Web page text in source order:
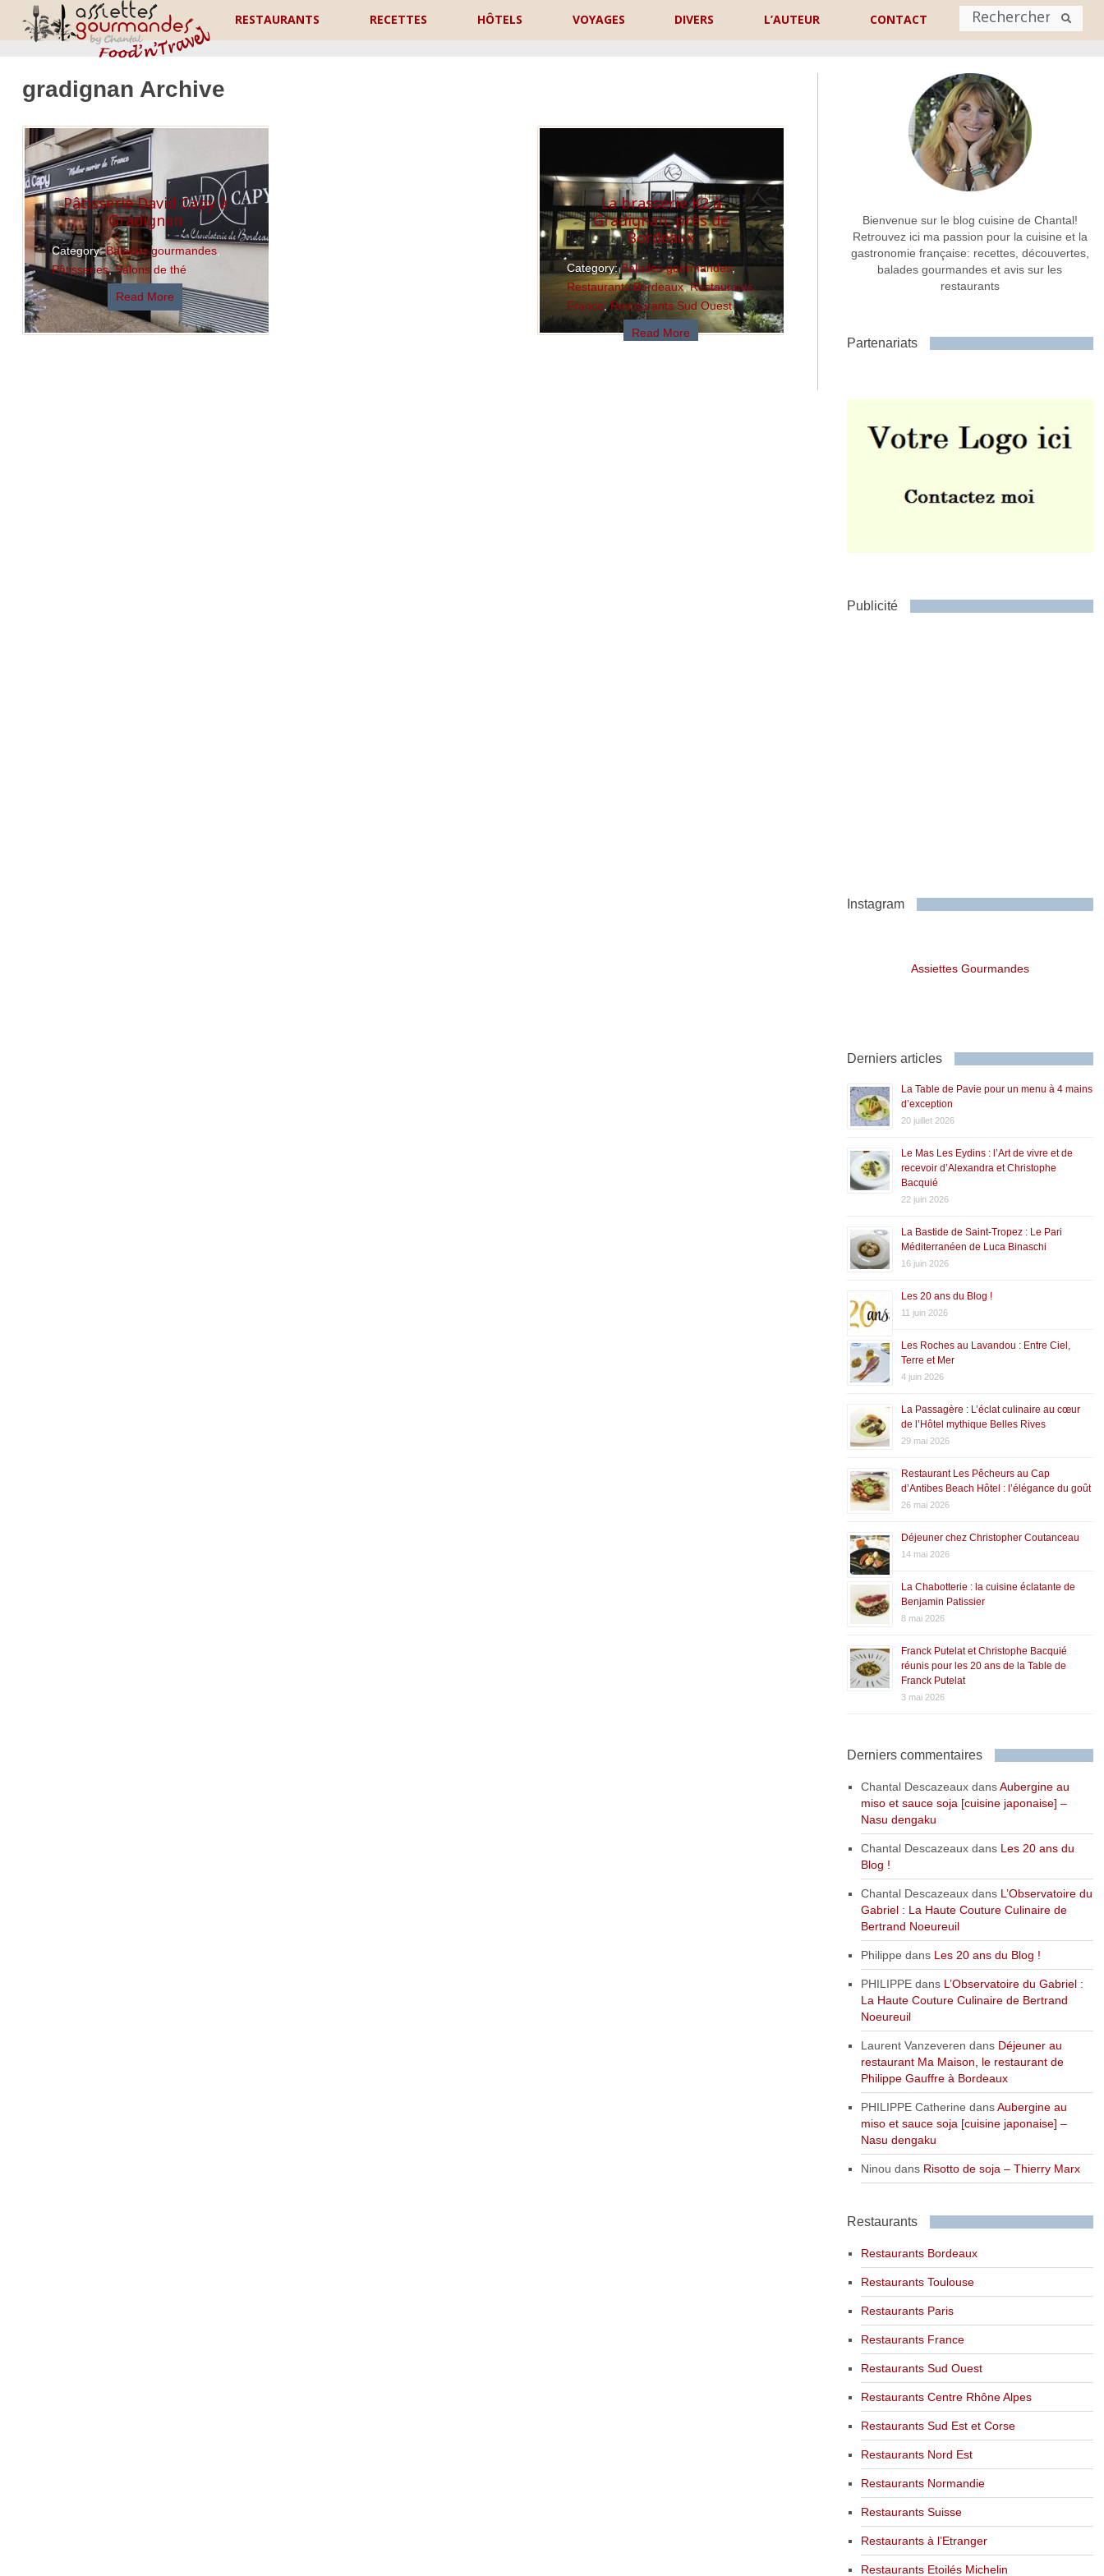
RESTAURANTS RECETTES HÔTELS VOYAGES DIVERS L’AUTEUR CONTACT
Nom
Adresse de contact
Commentaire ou message *
gradignan Archive
Pâtisserie David Capy à
Gradignan
Category:Balades gourmandes,
Pâtisseries,Salons de thé
Read More
La brasserie K2 à
Gradignan, près de
Bordeaux
Category:Balades gourmandes,
Restaurants Bordeaux,Restaurants
France ,Restaurants Sud Ouest
Read More
Bienvenue sur le blog cuisine de Chantal!
Retrouvez ici ma passion pour la cuisine et la
gastronomie française: recettes, découvertes,
balades gourmandes et avis sur les
restaurants
Partenariats
Publicité
Instagram
Assiettes Gourmandes
Derniers articles
La Table de Pavie pour un menu à 4 mains
d’exception
20 juillet 2026
Le Mas Les Eydins : l’Art de vivre et de
recevoir d’Alexandra et Christophe
Bacquié
22 juin 2026
La Bastide de Saint-Tropez : Le Pari
Méditerranéen de Luca Binaschi
16 juin 2026
Les 20 ans du Blog !
11 juin 2026
Les Roches au Lavandou : Entre Ciel,
Terre et Mer
4 juin 2026
La Passagère : L’éclat culinaire au cœur
de l’Hôtel mythique Belles Rives
29 mai 2026
Restaurant Les Pêcheurs au Cap
d’Antibes Beach Hôtel : l’élégance du goût
26 mai 2026
Déjeuner chez Christopher Coutanceau
14 mai 2026
La Chabotterie : la cuisine éclatante de
Benjamin Patissier
8 mai 2026
Franck Putelat et Christophe Bacquié
réunis pour les 20 ans de la Table de
Franck Putelat
3 mai 2026
Derniers commentaires
Chantal DescazeauxdansAubergine au
miso et sauce soja [cuisine japonaise] –
Nasu dengaku
Chantal Descazeauxdans Les 20 ans du
Blog !
Chantal Descazeauxdans L’Observatoire du
Gabriel : La Haute Couture Culinaire de
Bertrand Noeureuil
Philippe dans Les 20 ans du Blog !
PHILIPPEdans L’Observatoire du Gabriel :
La Haute Couture Culinaire de Bertrand
Noeureuil
Laurent Vanzeveren dans Déjeuner au
restaurant Ma Maison, le restaurant de
Philippe Gauffre à Bordeaux
PHILIPPE Catherine dansAubergine au
miso et sauce soja [cuisine japonaise] –
Nasu dengaku
Ninou dans Risotto de soja – Thierry Marx
Restaurants
Restaurants Bordeaux
Restaurants Toulouse
Restaurants Paris
Restaurants France
Restaurants Sud Ouest
Restaurants Centre Rhône Alpes
Restaurants Sud Est et Corse
Restaurants Nord Est
Restaurants Normandie
Restaurants Suisse
Restaurants à l’Etranger
Restaurants Etoilés Michelin